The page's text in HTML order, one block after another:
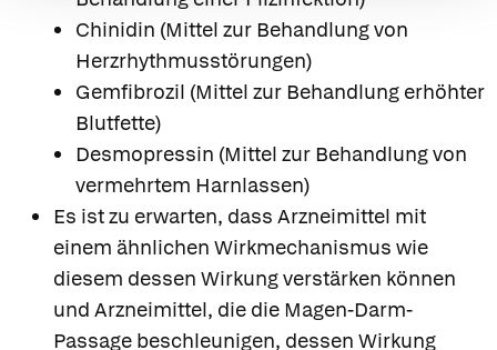
Chinidin (Mittel zur Behandlung von
Herzrhythmusstörungen)
Gemfibrozil (Mittel zur Behandlung erhöhter
Blutfette)
Desmopressin (Mittel zur Behandlung von
vermehrtem Harnlassen)
Es ist zu erwarten, dass Arzneimittel mit
einem ähnlichen Wirkmechanismus wie
diesem dessen Wirkung verstärken können
und Arzneimittel, die die Magen-Darm-
Passage beschleunigen, dessen Wirkung